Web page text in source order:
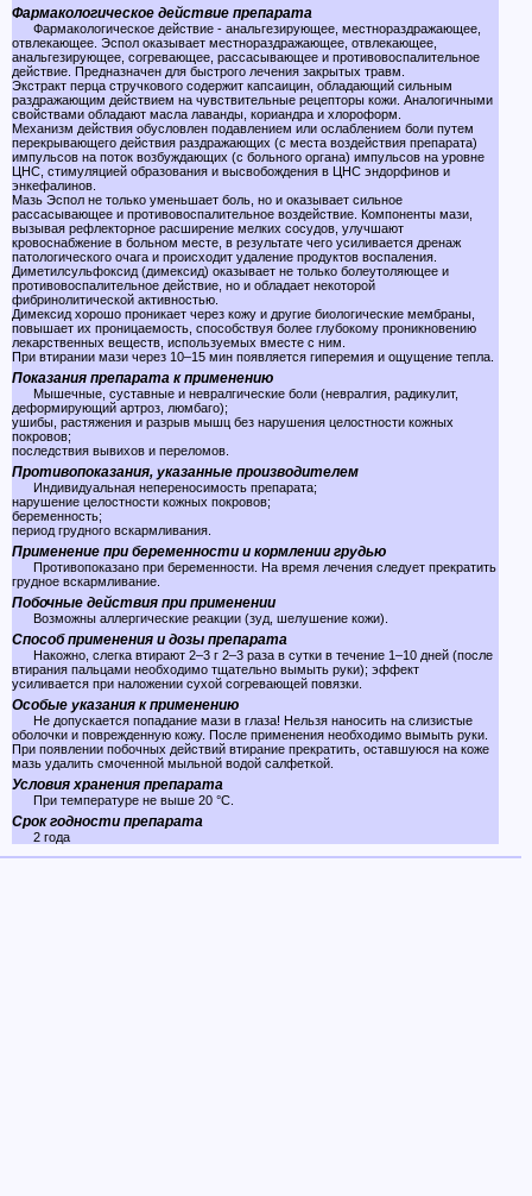
Фармакологическое действие препарата
Фармакологическое действие - анальгезирующее, местнораздражающее,
отвлекающее. Эспол оказывает местнораздражающее, отвлекающее,
анальгезирующее, согревающее, рассасывающее и противовоспалительное
действие. Предназначен для быстрого лечения закрытых травм.
Экстракт перца стручкового содержит капсаицин, обладающий сильным
раздражающим действием на чувствительные рецепторы кожи. Аналогичными
свойствами обладают масла лаванды, кориандра и хлороформ.
Механизм действия обусловлен подавлением или ослаблением боли путем
перекрывающего действия раздражающих (с места воздействия препарата)
импульсов на поток возбуждающих (с больного органа) импульсов на уровне
ЦНС, стимуляцией образования и высвобождения в ЦНС эндорфинов и
энкефалинов.
Мазь Эспол не только уменьшает боль, но и оказывает сильное
рассасывающее и противовоспалительное воздействие. Компоненты мази,
вызывая рефлекторное расширение мелких сосудов, улучшают
кровоснабжение в больном месте, в результате чего усиливается дренаж
патологического очага и происходит удаление продуктов воспаления.
Диметилсульфоксид (димексид) оказывает не только болеутоляющее и
противовоспалительное действие, но и обладает некоторой
фибринолитической активностью.
Димексид хорошо проникает через кожу и другие биологические мембраны,
повышает их проницаемость, способствуя более глубокому проникновению
лекарственных веществ, используемых вместе с ним.
При втирании мази через 10–15 мин появляется гиперемия и ощущение тепла.
Показания препарата к применению
Мышечные, суставные и невралгические боли (невралгия, радикулит,
деформирующий артроз, люмбаго);
ушибы, растяжения и разрыв мышц без нарушения целостности кожных
покровов;
последствия вывихов и переломов.
Противопоказания, указанные производителем
Индивидуальная непереносимость препарата;
нарушение целостности кожных покровов;
беременность;
период грудного вскармливания.
Применение при беременности и кормлении грудью
Противопоказано при беременности. На время лечения следует прекратить
грудное вскармливание.
Побочные действия при применении
Возможны аллергические реакции (зуд, шелушение кожи).
Способ применения и дозы препарата
Накожно, слегка втирают 2–3 г 2–3 раза в сутки в течение 1–10 дней (после
втирания пальцами необходимо тщательно вымыть руки); эффект
усиливается при наложении сухой согревающей повязки.
Особые указания к применению
Не допускается попадание мази в глаза! Нельзя наносить на слизистые
оболочки и поврежденную кожу. После применения необходимо вымыть руки.
При появлении побочных действий втирание прекратить, оставшуюся на коже
мазь удалить смоченной мыльной водой салфеткой.
Условия хранения препарата
При температуре не выше 20 °C.
Срок годности препарата
2 года